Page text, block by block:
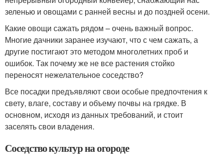
зеленью и овощами с ранней весны и до поздней осени.
Какие овощи сажать рядом – очень важный вопрос.
Многие дачники заранее изучают, что с чем сажать, а
другие постигают это методом многолетних проб и
ошибок. Так почему же не все растения стойко
переносят нежелательное соседство?
Все посадки предъявляют свои особые предпочтения к
свету, влаге, составу и объему почвы на грядке. В
основном, исходя из данных требований, и стоит
заселять свои владения.
Соседство культур на огороде